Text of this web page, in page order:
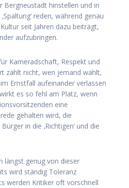
Bergneustadt hinstellen und in
reden, während genau
seit Jahren dazu beiträgt,
aufzubringen.
Kameradschaft, Respekt und
zählt nicht, wen jemand wählt,
Ernstfall aufeinander verlassen
es so fehl am Platz, wenn
eine
gehalten wird, die
in die ‚Richtigen‘ und die
längst genug von dieser
wird ständig Toleranz
werden Kritiker oft vorschnell